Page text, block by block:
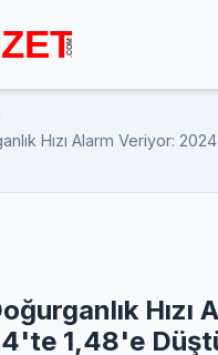
Hızı Alarm Veriyor:
Hızı
1,48'e